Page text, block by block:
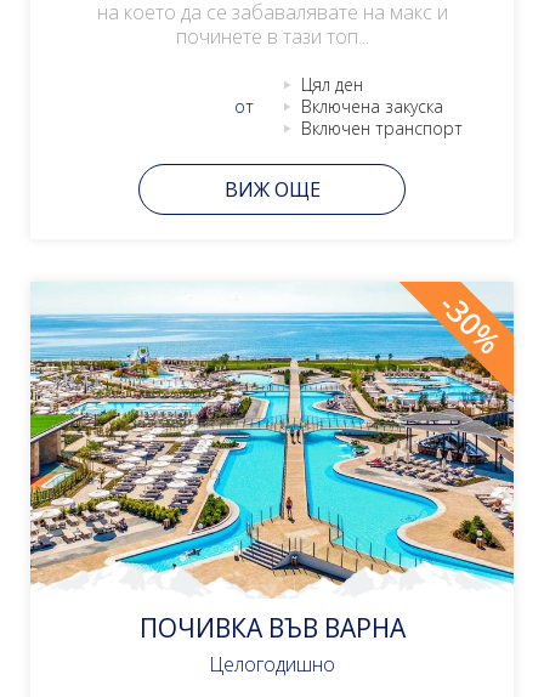
на което да се забавалявате на макс и
починете в тази топ...
от
Цял ден
Включена закуска
Включен транспорт
ВИЖ ОЩЕ
-30%
ПОЧИВКА ВЪВ ВАРНА
Целогодишно